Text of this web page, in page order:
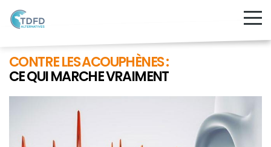
CONTRE LES ACOUPHÈNES :
CE QUI MARCHE VRAIMENT